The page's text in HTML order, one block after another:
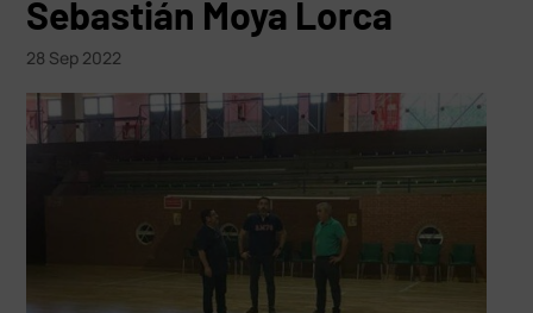
Sebastián Moya Lorca
28 Sep 2022